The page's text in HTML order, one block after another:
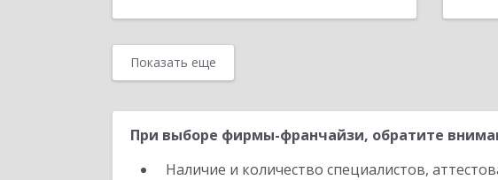
Показать еще
При выборе фирмы-франчайзи, обратите
Наличие и количество специалистов,